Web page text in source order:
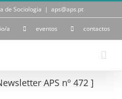
de Sociologia | aps@aps.pt
a eventos contactos
APS nº 472 ]